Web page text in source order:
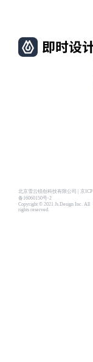
北京雪云锐创科技有限公司 | 京ICP
备16060150号-2
Copyright © 2021 Js.Design Inc. All
rights reserved.